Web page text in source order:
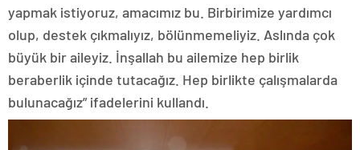
yapmak istiyoruz, amacımız bu. Birbirimize yardımcı
olup, destek çıkmalıyız, bölünmemeliyiz. Aslında çok
büyük bir aileyiz. İnşallah bu ailemize hep birlik
beraberlik içinde tutacağız. Hep birlikte çalışmalarda
bulunacağız” ifadelerini kullandı.